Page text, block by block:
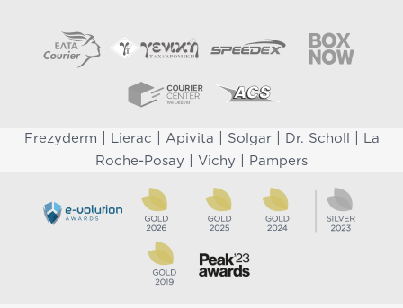
Frezyderm Lierac Apivita Solgar| Dr. Scholl
La
Roche-Posay
Vichy Pampers